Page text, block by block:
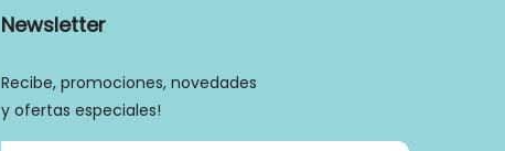
Newsletter
Recibe, promociones, novedades
y ofertas especiales!